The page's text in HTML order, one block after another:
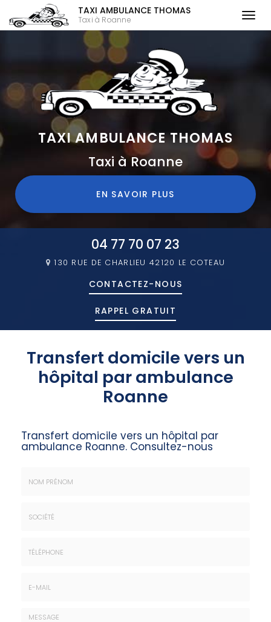
principal
TAXI AMBULANCE THOMAS
Taxi à Roanne
TAXI AMBULANCE THOMAS
Taxi à Roanne
EN SAVOIR PLUS
04 77 70 07 23
130 RUE DE CHARLIEU 42120 LE COTEAU
CONTACTEZ- NOUS
RAPPEL GRATUIT
Transfert domicile vers un
hôpital par ambulance
Roanne
Transfert domicile vers un hôpital par
ambulance Roanne. Consultez-nous